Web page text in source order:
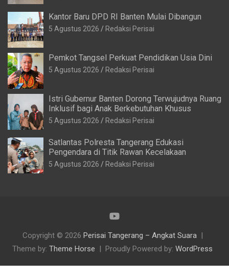
Kantor Baru DPD RI Banten Mulai Dibangun
5 Agustus 2026 Redaksi Perisai
Pemkot Tangsel Perkuat Pendidikan Usia Dini
5 Agustus 2026 Redaksi Perisai
Istri Gubernur Banten Dorong Terwujudnya Ruang
Inklusif bagi Anak Berkebutuhan Khusus
5 Agustus 2026 Redaksi Perisai
Satlantas Polresta Tangerang Edukasi
Pengendara di Titik Rawan Kecelakaan
5 Agustus 2026 Redaksi Perisai
Copyright © 2026 Perisai Tangerang – Angkat Suara
Theme by: Theme Horse Proudly Powered by: WordPress